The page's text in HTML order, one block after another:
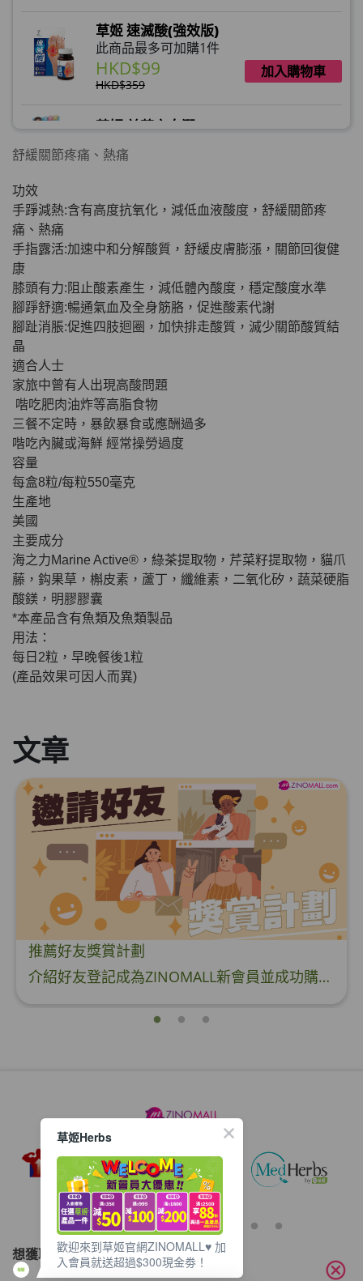
草姬 速滅酸(強效版)
此商品最多可加購1件
HKD$99
HKD$359
加入購物車
草姬 益菌之白潤
HKD$99
草姬 調經緊緻寶(27年2月到期)
HKD$169
HKD$369
加入購物車
男補精力丸5:1 (到期日2028年1月)
此商品最多可加購1件
HKD$169
理膚泉 無香大哥大防曬 50ml (2027年4
月)
此商品最多可加購1件
HKD$88
HKD$85
HKD$145
加入購物車
舒緩關節疼痛、熱痛
功效
手踭減熱:含有高度抗氧化，減低血液酸度，舒緩關節疼
痛、熱痛
手指露活:加速中和分解酸質，舒緩皮膚膨漲，關節回復健
康
膝頭有力:阻止酸素產生，減低體內酸度，穩定酸度水準
腳踭舒適:暢通氣血及全身筋胳，促進酸素代謝
腳趾消脹:促進四肢迴圈，加快排走酸質，滅少關節酸質結
晶
適合人士
家旅中曾有人出現高酸問題
喈吃肥肉油炸等高脂食物
三餐不定時，暴飲暴食或應酬過多
喈吃內臟或海鮮 經常操勞過度
容量
每盒8粒/每粒550毫克
生產地
美國
主要成分
海之力Marine Active®，綠茶提取物，芹菜籽提取物，貓爪
藤，鈎果草，槲皮素，蘆丁，纖維素，二氧化矽，蔬菜硬脂
酸鎂，明膠膠囊
*本產品含有魚類及魚類製品
用法：
每日2粒，早晚餐後1粒
(產品效果可因人而異)
文章
推薦好友獎賞計劃
介紹好友登記成為ZINOMALL新會員並成功購物，您即可獲得$50Mall Dollar現金回贈，你的好友亦可同時獲得$50Mall Dollar現金回贈。 **舊會員必須完成首張訂單才可開通邀請好友獎賞計劃** 1. 舊會員可於 我的帳戶>>>邀請好友獎賞 中找到 好友推薦碼 (紅圈位置) 2. 會員可複製好友推薦碼並透過 Whatsapp / Facebook / Email分享給自己好友。推薦好友次數不限，介紹愈多新朋友，可獲得愈多Mall Dollar現金回贈。 3. 好友
想獲取最新的優惠資訊？
cancel
草姬Herbs
歡迎來到草姬官網ZINOMALL♥️ 加
入會員就送超過$300現金劵！